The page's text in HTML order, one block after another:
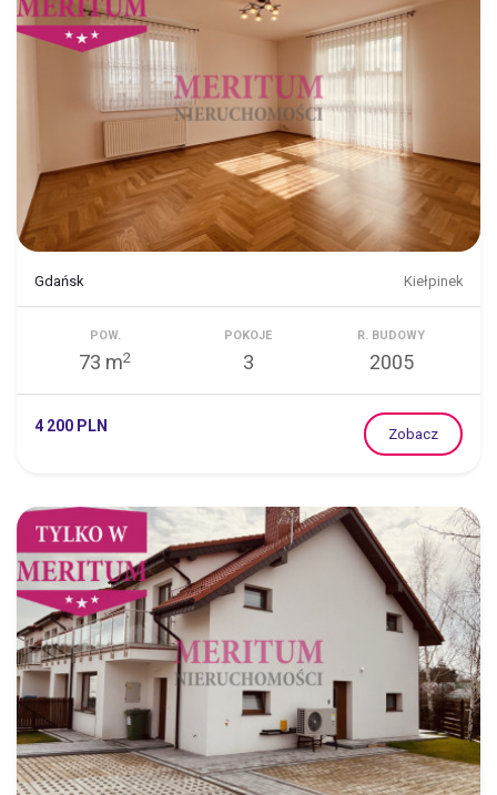
Gdańsk Kiełpinek
POW.
73 m2
POKOJE
3
R. BUDOWY
2005
4 200 PLN Zobacz